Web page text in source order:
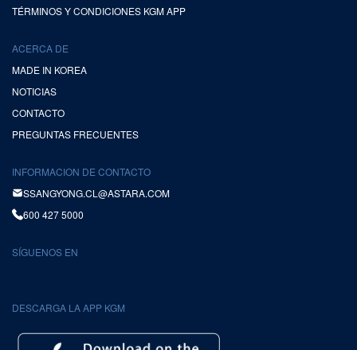
TÉRMINOS Y CONDICIONES KGM APP
ACERCA DE
MADE IN KOREA
NOTICIAS
CONTACTO
PREGUNTAS FRECUENTES
INFORMACION DE CONTACTO
SSANGYONG.CL@ASTARA.COM
600 427 5000
SÍGUENOS EN
DESCARGA LA APP KGM